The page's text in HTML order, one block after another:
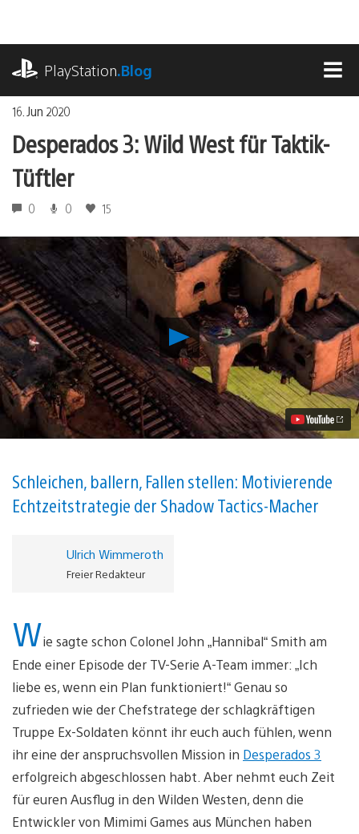
springen
PlayStation.Blog
16. Jun 2020
Desperados 3: Wild West für Taktik-
Tüftler
0 0 15
Desperados
3:
Wild
West
für
Taktik-
Tüftler
Video
Schleichen, ballern, Fallen stellen: Motivierende
Echtzeitstrategie der Shadow Tactics-Macher
Ulrich Wimmeroth
Freier Redakteur
Wie sagte schon Colonel John „Hannibal“ Smith am
Ende einer Episode der TV-Serie A-Team immer: „Ich
liebe es, wenn ein Plan funktioniert!“ Genau so
zufrieden wie der Chefstratege der schlagkräftigen
Truppe Ex-Soldaten könnt ihr euch auch fühlen, wenn
ihr eine der anspruchsvollen Mission in Desperados 3
erfolgreich abgeschlossen habt. Aber nehmt euch Zeit
für euren Ausflug in den Wilden Westen, denn die
Entwickler von Mimimi Games aus München haben